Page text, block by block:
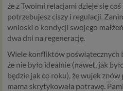
że z Twoimi relacjami dzieje się coś
potrzebujesz ciszy i regulacji.
wnioski o kondycji swojego
dwa dni na regenerację.
Wiele konfliktów poświątecznych
że nie było idealnie (nawet, jak
będzie jak co roku), że wujek
mama skrytykowała potrawę.